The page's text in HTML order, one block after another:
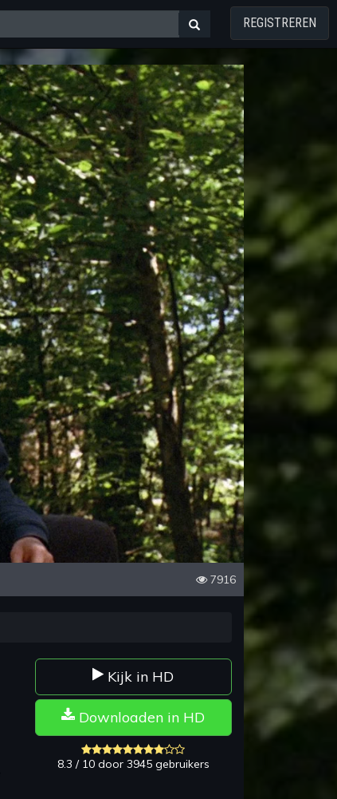
REGISTREREN
7916
Kijk in HD
Downloaden in HD
8.3 / 10 door 3945 gebruikers